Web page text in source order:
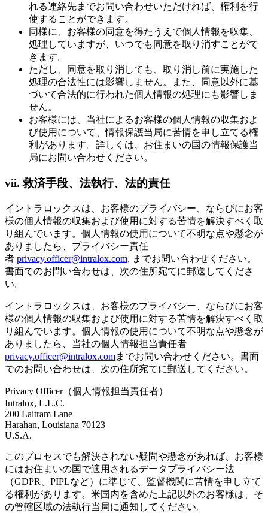
れる連絡先までお問い合わせいただければ、権利を行
使することができます。
同様に、お客様の同意を得たうえで個人情報を収集、
処理していますが、いつでも同意を取り消すことがで
きます。
ただし、同意を取り消しても、取り消し前に実施した
処理の合法性には影響しません。また、同意以外に基
づいて合法的に行われた個人情報の処理にも影響しま
せん。
お客様には、当社によるお客様の個人情報の収集およ
び使用について、情報保護当局に苦情を申し立てる権
利があります。詳しくは、お住まいの国の情報保護当
局にお問い合わせください。
vii. 救済手段、法執行、法的責任
イントラロックスは、お客様のプライバシー、ならびにお客
様の個人情報の収集および使用に対する苦情を解決すべく取
り組んでいます。個人情報の使用について不明な点や懸念が
ありましたら、プライバシー責任
者 privacy.officer@intralox.com. までお問い合わせください。
書面でのお問い合わせは、次の住所宛てに郵送してくださ
い。
イントラロックスは、お客様のプライバシー、ならびにお客
様の個人情報の収集および使用に対する苦情を解決すべく取
り組んでいます。個人情報の使用について不明な点や懸念が
ありましたら、当社の個人情報担当責任者
privacy.officer@intralox.comまでお問い合わせください。書面
でのお問い合わせは、次の住所宛てに郵送してください。
Privacy Officer（個人情報担当責任者）
Intralox, L.L.C.
200 Laitram Lane
Harahan, Louisiana 70123
U.S.A.
このプロセスでも解決されない疑問や懸念があれば、お客様
にはお住まいの国で適用されるデータプライバシー法
（GDPR、PIPLなど）に準じて、監督機関に苦情を申し立て
る権利があります。米国内を含めた上記以外のお客様は、そ
の管轄区域の法執行当局に通知してください。